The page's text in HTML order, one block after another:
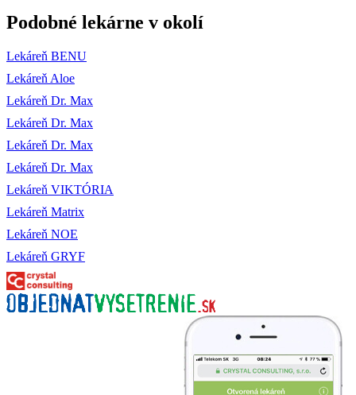
Podobné lekárne v okolí
Lekáreň BENU
Lekáreň Aloe
Lekáreň Dr. Max
Lekáreň Dr. Max
Lekáreň Dr. Max
Lekáreň Dr. Max
Lekáreň VIKTÓRIA
Lekáreň Matrix
Lekáreň NOE
Lekáreň GRYF